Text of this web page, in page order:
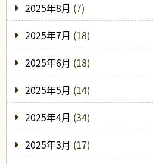
2025年8月 (7)
2025年7月 (18)
2025年6月 (18)
2025年5月 (14)
2025年4月 (34)
2025年3月 (17)